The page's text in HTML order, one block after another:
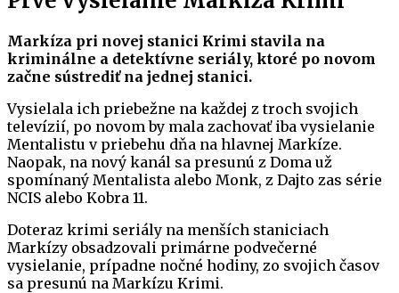
Markíza pri novej stanici Krimi stavila na
kriminálne a detektívne seriály, ktoré po novom
začne sústrediť na jednej stanici.
Vysielala ich priebežne na každej z troch svojich
televízií, po novom by mala zachovať iba vysielanie
Mentalistu v priebehu dňa na hlavnej Markíze.
Naopak, na nový kanál sa presunú z Doma už
spomínaný Mentalista alebo Monk, z Dajto zas série
NCIS alebo Kobra 11.
Doteraz krimi seriály na menších staniciach
Markízy obsadzovali primárne podvečerné
vysielanie, prípadne nočné hodiny, zo svojich časov
sa presunú na Markízu Krimi.